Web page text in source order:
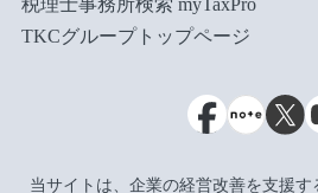
税理士事務所検索 myTaxPro
TKCグループトップページ
当サイトは、企業の経営改善を支援す